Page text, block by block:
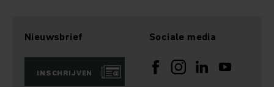
Nieuwsbrief
INSCHRIJVEN
Sociale media